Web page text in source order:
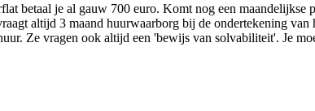
betaal je al gauw 700 euro. Komt nog een
altijd 3 maand huurwaarborg bij de ondertekening
Ze vragen ook altijd een 'bewijs van solvabiliteit'. Je